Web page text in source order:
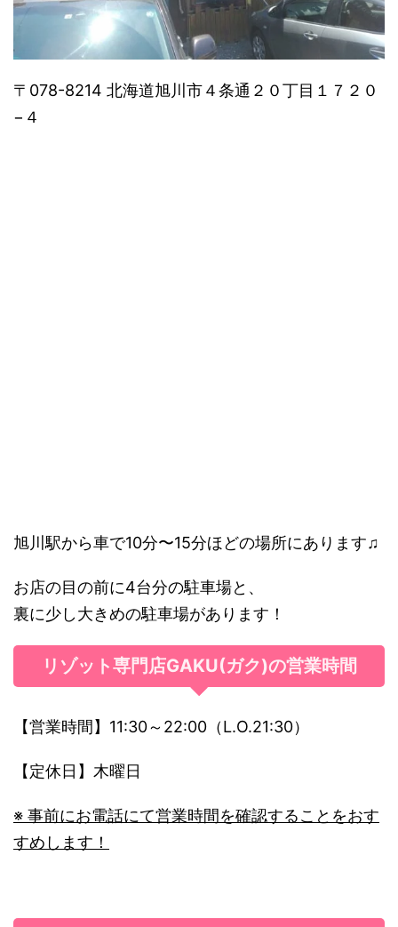
〒078-8214 北海道旭川市４条通２０丁目１７２０
−４
旭川駅から車で10分〜15分ほどの場所にあります♫
お店の目の前に4台分の駐車場と、
裏に少し大きめの駐車場があります！
リゾット専門店GAKU(ガク)の営業時間
【営業時間】11:30～22:00（L.O.21:30）
【定休日】木曜日
※ 事前にお電話にて営業時間を確認することをおす
すめします！